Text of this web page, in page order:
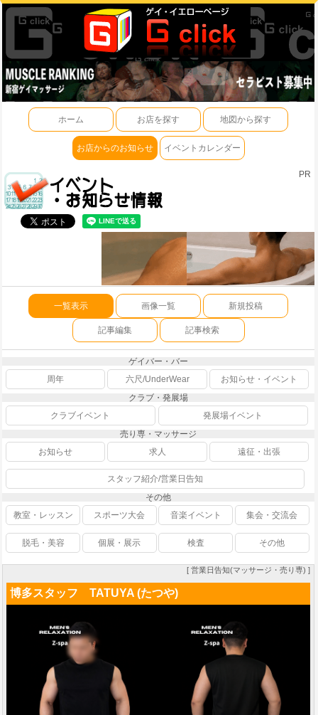
ホーム お店を探す 地図から探す
お店からのお知らせ イベントカレンダー
PR
一覧表示 画像一覧 新規投稿
記事編集 記事検索
ゲイバー・バー
周年
六尺/UnderWear
お知らせ・イベント
クラブ・発展場
クラブイベント
発展場イベント
売り専・マッサージ
お知らせ
求人 遠征・出張
スタッフ紹介/営業日告知
その他
教室・レッスン
スポーツ大会 音楽イベント 集会・交流会
脱毛・美容 個展・展示 検査 その他
[ 営業日告知(マッサージ・売り専) ]
博多スタッフ TATUYA (たつや)